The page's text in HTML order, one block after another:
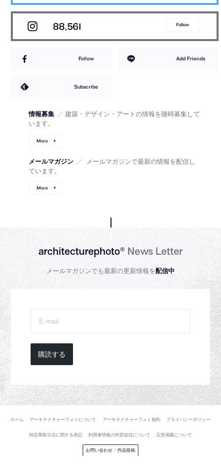
88,561 Follow
Follow Add Friends
Subscribe
情報募集 ／ 建築・デザイン・アートの情報を随時募集して
います。
More
メールマガジン ／
メールマガジンで最新の情報を配信し
ています。
More
architecturephoto®News Letter
メールマガジンでも最新の更新情報を配信中
購読する
ホーム アーキテクチャーフォトについて アーキテクチャーフォト規約 プライバシーポリシー
特定商取引法に関する表記 利用者情報の外部送信について 広告掲載について
お問い合わせ / 作品投稿